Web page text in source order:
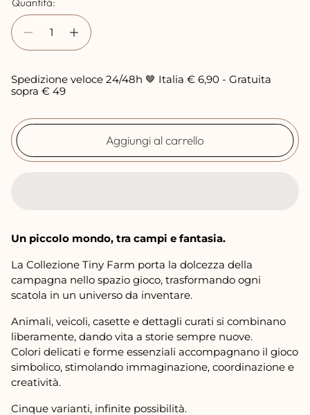
e
z
z
o
n
r
m
Spedizione veloce 24/48h 🤎 Italia € 6,90 - Gratuita
sopra € 49
Aggiungi al carrello
Un piccolo mondo, tra campi e fantasia.
La Collezione Tiny Farm porta la dolcezza della
campagna nello spazio gioco, trasformando ogni
scatola in un universo da inventare.
Animali, veicoli, casette e dettagli curati si combinano
liberamente, dando vita a storie sempre nuove.
Colori delicati e forme essenziali accompagnano il gioco
simbolico, stimolando immaginazione, coordinazione e
creatività.
Cinque varianti, infinite possibilità.